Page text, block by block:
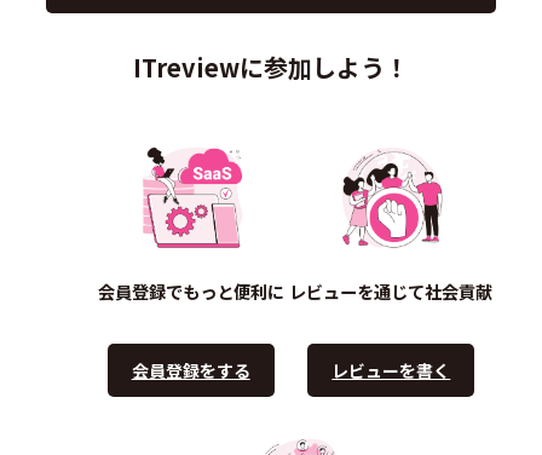
ITreviewに参加しよう！
会員登録でもっと便利に
会員登録をする
レビューを通じて社会貢献
レビューを書く